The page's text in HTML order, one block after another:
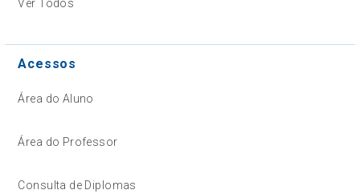
Ver Todos
Acessos
Área do Aluno
Área do Professor
Consulta de Diplomas